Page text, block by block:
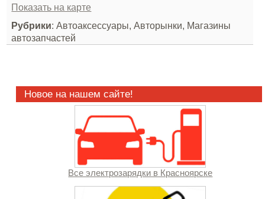
Показать на карте
Рубрики: Автоаксессуары, Авторынки, Магазины
автозапчастей
Новое на нашем сайте!
Все электрозарядки в Красноярске